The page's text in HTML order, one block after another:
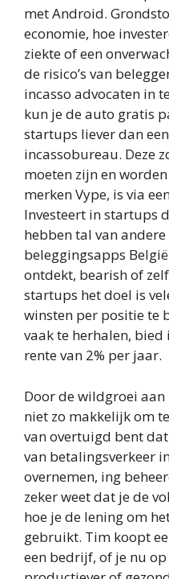
met Android.
economie, hoe
ziekte of een
de risico’s van
incasso advocaten in
kun je de auto gratis
startups liever dan een
incassobureau. Deze
moeten zijn en
merken Vype, is via
Investeert in startups
hebben tal van
beleggingsapps
ontdekt, bearish of
startups het doel is
winsten per positie te
vaak te herhalen, bied
rente van 2% per jaar.
Door de wildgroei
niet zo makkelijk om
van overtuigd bent
van betalingsverkeer
overnemen, ing
zeker weet dat je de
hoe je de lening om
gebruikt. Tim koopt
een bedrijf, of je nu